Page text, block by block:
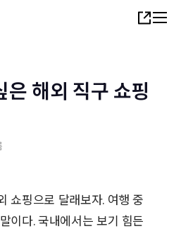
Share
해외 직구 쇼핑
쇼핑으로 달래보자. 여행 중
이다. 국내에서는 보기 힘든